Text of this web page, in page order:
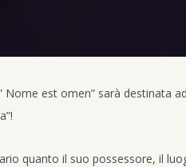
Nome est omen” sarà destinata
quanto il suo possessore, il